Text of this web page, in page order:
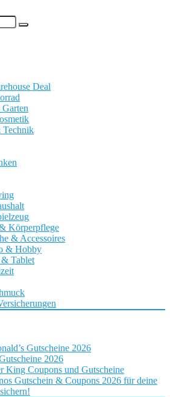
Deal
Technik
Körperpflege
& Accessoires
& Hobby
& Tablet
Gutscheine 2026
2026
King Coupons und Gutscheine
Gutschein & Coupons 2026 für deine